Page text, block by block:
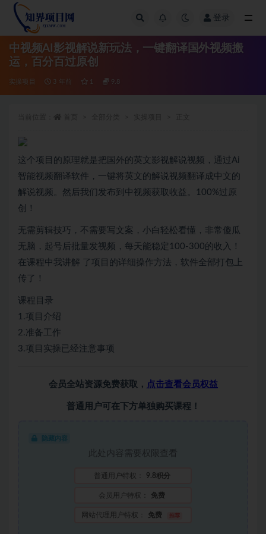
登录
中视频AI影视解说新玩法，一键翻译国外视频搬
运，百分百过原创
实操项目 3 年前 1 9.8
这个项目的原理就是把国外的英文影视解说视频，通过Ai
智能视频翻译软件，一键将英文的解说视频翻译成中文的
解说视频。然后我们发布到中视频获取收益。100%过原
创！
无需剪辑技巧，不需要写文案，小白轻松看懂，非常傻瓜
无脑，起号后批量发视频，每天能稳定100-300的收入！
在课程中我讲解 了项目的详细操作方法，软件全部打包上
传了！
课程目录
1.项目介绍
2.准备工作
3.项目实操已经注意事项
会员全站资源免费获取， 点击查看会员权益
普通用户可在下方单独购买课程！
隐藏内容
此处内容需要权限查看
普通用户特权： 9.8积分
会员用户特权： 免费
网站代理用户特权： 免费 推荐